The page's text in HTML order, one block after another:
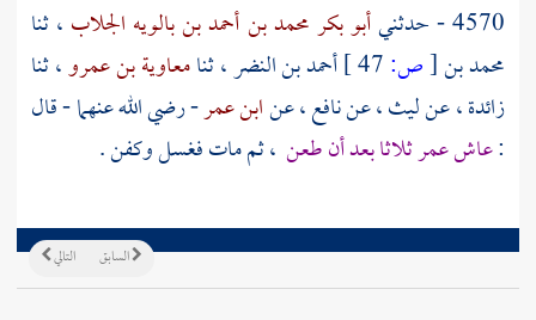
4570 - حدثني أبو بكر محمد بن أحمد بن بالويه الجلاب ، ثنا
محمد بن[ص: أحمد بن النضر، ثنامعاوية بن عمرو، ثنا
زائدة، عنليث، عننافع، عنابن عمر- رضي الله عنهما - قال
:عاشعمرثلاثا بعد أن طعن ، ثم مات فغسل وكفن .
التالي السابق